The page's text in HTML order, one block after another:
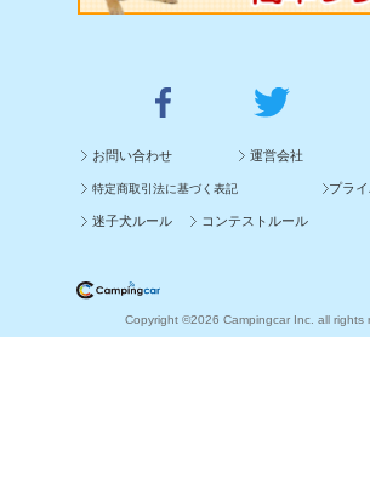
お問い合わせ 運営会社
特定商取引法に基づく表記 プラ
迷子犬ルール コンテストルール
Copyright ©2026 Campingcar Inc. all rights